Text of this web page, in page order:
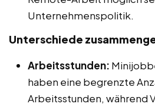
Unternehmenspolitik.
Unterschiede
Arbeitsstunden:
haben eine begrenzte
Arbeitsstunden, während